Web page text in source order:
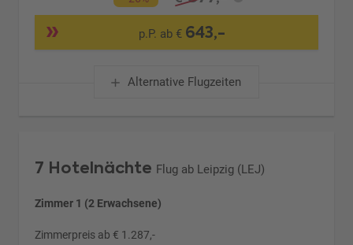
p.P. ab € 643,-
Alternative Flugzeiten
7 Hotelnächte Flug ab Leipzig (LEJ)
Zimmer 1 (2 Erwachsene)
Zimmerpreis ab € 1.287,-